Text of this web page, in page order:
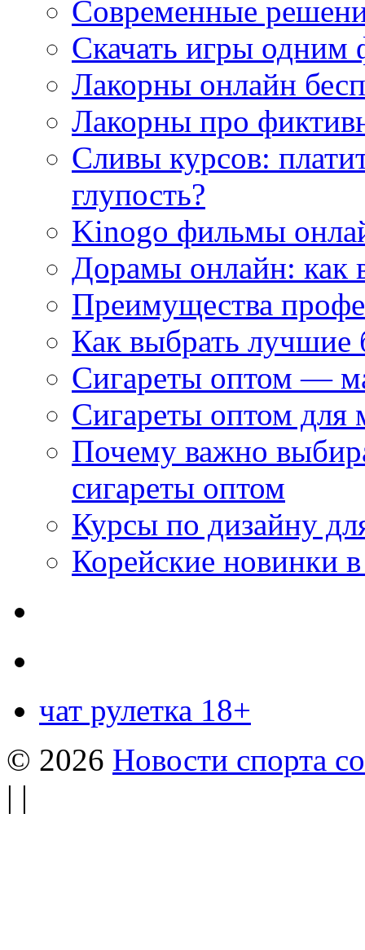
Современные
Скачать игры одним
Лакорны онлайн
Лакорны про
Сливы курсов:
глупость?
Kinogo фильмы
Дорамы онлайн: как
Преимущества
Как выбрать
Сигареты оптом —
Сигареты оптом для
Почему важно
сигареты оптом
Курсы по дизайну
Корейские новинки
чат рулетка 18+
© 2026 Новости спорта
| |